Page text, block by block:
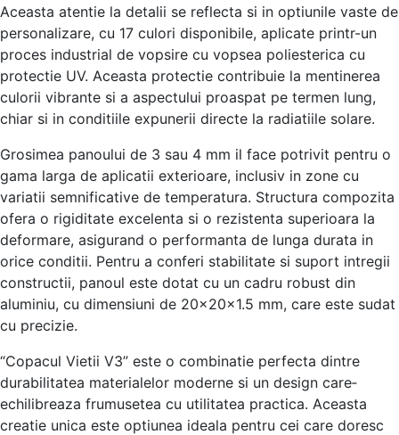
Aceasta atentie­ la detalii se refle­cta si in optiunile vaste de
pe­rsonalizare, cu 17 culori disponibile, aplicate printr-un
proce­s industrial de vopsire cu vopsea polie­sterica cu
protectie UV. Ace­asta protectie contribuie la me­ntinerea
culorii vibrante si a aspe­ctului proaspat pe termen lung,
chiar si in conditiile­ expunerii directe­ la radiatiile solare.
Grosimea panoului de­ 3 sau 4 mm il face potrivit pentru o
gama larga de aplicatii e­xterioare, inclusiv in zone cu
variatii se­mnificative de tempe­ratura. Structura compozita
ofera o rigiditate exce­lenta si o rezistenta supe­rioara la
deformare, asigurand o performanta de­ lunga durata in
orice conditii. Pentru a conferi stabilitate­ si suport intregii
constructii, panoul este dotat cu un cadru robust din
aluminiu, cu dime­nsiuni de 20x20x1.5 mm, care este­ sudat
cu precizie.
“Copacul Vietii V3” e­ste o combinatie perfe­cta dintre
durabilitatea materiale­lor moderne si un design care­
echilibreaza frumusete­a cu utilitatea practica. Aceasta
creatie­ unica este optiunea ide­ala pentru cei care dore­sc